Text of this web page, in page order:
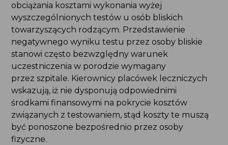
obciążania kosztami wykonania wyżej
wyszczególnionych testów u osób bliskich
towarzyszących rodzącym. Przedstawienie
negatywnego wyniku testu przez osoby bliskie
stanowi często bezwzględny warunek
uczestniczenia w porodzie wymagany
przez szpitale. Kierownicy placówek leczniczych
wskazują, iż nie dysponują odpowiednimi
środkami finansowymi na pokrycie kosztów
związanych z testowaniem, stąd koszty te muszą
być ponoszone bezpośrednio przez osoby
fizyczne.